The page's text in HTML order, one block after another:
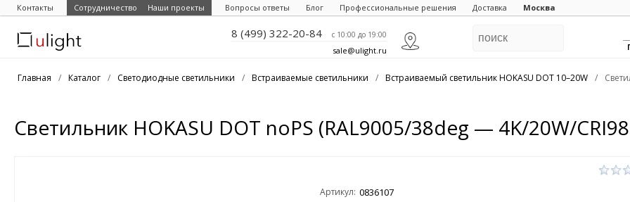
Контакты Сотрудничество Наши проекты Вопросы ответы Блог Профессиональные решения Доставка Москва
8 (499) 322-20-84 c 10:00 до 19:00
sale@ulight.ru
Главная / Каталог / Светодиодные светильники / Встраиваемые светильники / Встраиваемый светильник HOKASU DOT 10–20W /
Светильник HOKASU DOT noPS (RAL9005/38deg — 4K/20W/
Артикул: 0836107